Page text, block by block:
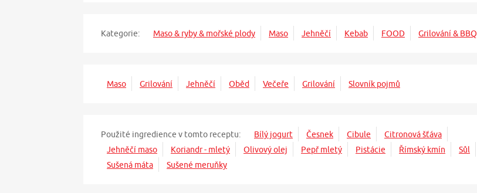
Kategorie: Maso & ryby & mořské plody Maso Jehněčí Kebab FOOD Grilování & BBQ
Maso Grilování Jehněčí Oběd Večeře Grilování Slovník pojmů
Použité ingredience v tomto receptu: Bílý jogurt Česnek Cibule
Citronová šťáva
Jehněčí maso
Koriandr - mletý Olivový olej Pepř mletý Pistácie Římský kmín
Sůl
Sušená máta
Sušené meruňky